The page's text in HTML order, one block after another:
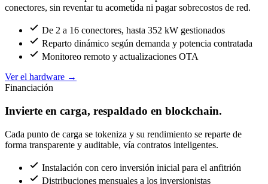
conectores, sin reventar tu acometida ni pagar sobrecostos de red.
De 2 a 16 conectores, hasta 352 kW gestionados
Reparto dinámico según demanda y potencia contratada
Monitoreo remoto y actualizaciones OTA
Ver el hardware →
Financiación
Invierte en carga, respaldado en blockchain.
Cada punto de carga se tokeniza y su rendimiento se reparte de
forma transparente y auditable, vía contratos inteligentes.
Instalación con cero inversión inicial para el anfitrión
Distribuciones mensuales a los inversionistas